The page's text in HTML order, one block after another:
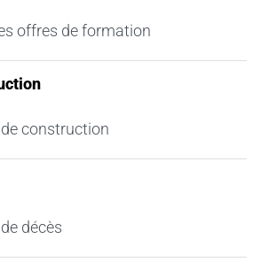
offres de formation
construction
décès